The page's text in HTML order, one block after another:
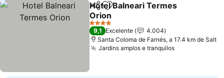
PartilharAdicionar aos favoritos
Hotel Balneari Termes
Orion
Ver preços
4 Estrelas
9,1 Excelente
4.004
Santa Coloma de Farnés, a 17.4 km de Salt
Jardins amplos e tranquilosVer preços